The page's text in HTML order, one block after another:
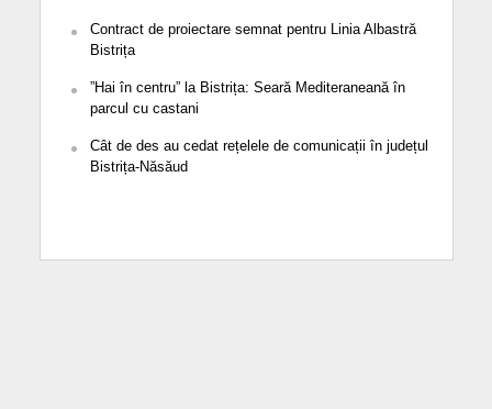
Contract de proiectare semnat pentru Linia Albastră
Bistrița
”Hai în centru” la Bistrița: Seară Mediteraneană în
parcul cu castani
Cât de des au cedat rețelele de comunicații în județul
Bistrița-Năsăud